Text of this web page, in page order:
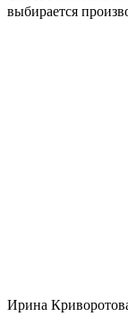
выбирается
Ирина